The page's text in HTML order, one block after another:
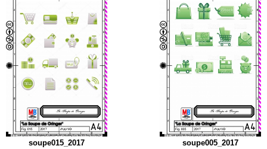
soupe015_2017 soupe005_2017